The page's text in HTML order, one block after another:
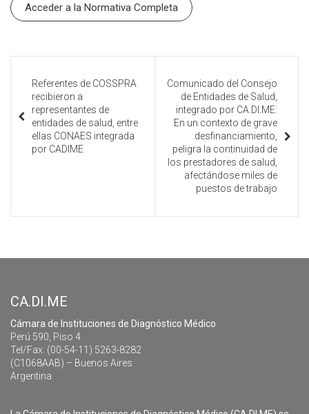
Acceder a la Normativa Completa
Referentes de COSSPRA
recibieron a
representantes de
entidades de salud, entre
ellas CONAES integrada
por CADIME
Comunicado del Consejo
de Entidades de Salud,
integrado por CA.DI.ME:
En un contexto de grave
desfinanciamiento,
peligra la continuidad de
los prestadores de salud,
afectándose miles de
puestos de trabajo
CA.DI.ME
Cámara de Instituciones de Diagnóstico Médico
Perú 590, Piso 4
Tel/Fax: (00-54-11) 5263-8282
(C1068AAB) – Buenos Aires
Argentina